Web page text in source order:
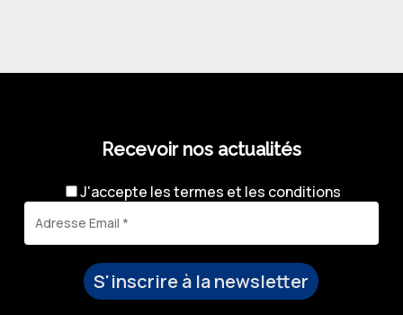
Recevoir nos actualités
J'accepte lestermes et les conditions